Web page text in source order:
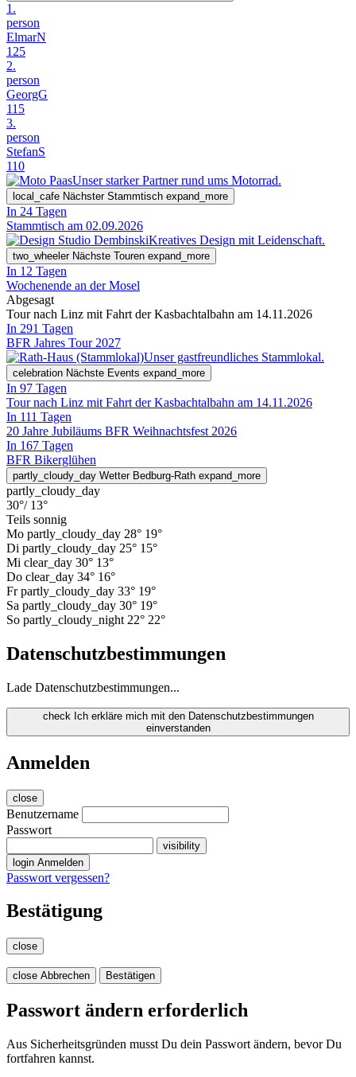
1.
person
ElmarN
125
2.
person
GeorgG
115
3.
person
StefanS
110
Unser starker Partner rund ums Motorrad.
local_cafe Nächster Stammtisch expand_more
In 24 Tagen
Stammtisch am 02.09.2026
Kreatives Design mit Leidenschaft.
two_wheeler Nächste Touren expand_more
In 12 Tagen
Wochenende an der Mosel
Abgesagt
Tour nach Linz mit Fahrt der Kasbachtalbahn am 14.11.2026
In 291 Tagen
BFR Jahres Tour 2027
Unser gastfreundliches Stammlokal.
celebration Nächste Events expand_more
In 97 Tagen
Tour nach Linz mit Fahrt der Kasbachtalbahn am 14.11.2026
In 111 Tagen
20 Jahre Jubiläums BFR Weihnachtsfest 2026
In 167 Tagen
BFR Bikerglühen
partly_cloudy_day Wetter Bedburg-Rath expand_more
partly_cloudy_day
30°/ 13°
Teils sonnig
Mo partly_cloudy_day 28° 19°
Di partly_cloudy_day 25° 15°
Mi clear_day 30° 13°
Do clear_day 34° 16°
Fr partly_cloudy_day 33° 19°
Sa partly_cloudy_day 30° 19°
So partly_cloudy_night 22° 22°
Datenschutzbestimmungen
Lade Datenschutzbestimmungen...
check Ich erkläre mich mit den Datenschutzbestimmungen
einverstanden
Anmelden
close
Benutzername
Passwort
visibility
login Anmelden
Passwort vergessen?
Bestätigung
close
close Abbrechen Bestätigen
Passwort ändern erforderlich
Aus Sicherheitsgründen musst Du dein Passwort ändern, bevor Du
fortfahren kannst.